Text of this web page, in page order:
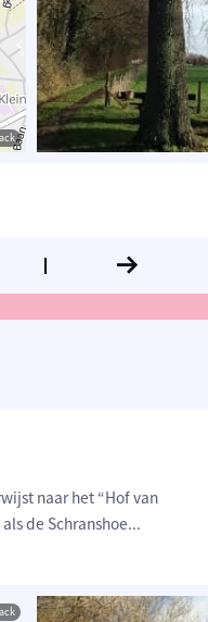
naar het “Hof van
de Schranshoe...